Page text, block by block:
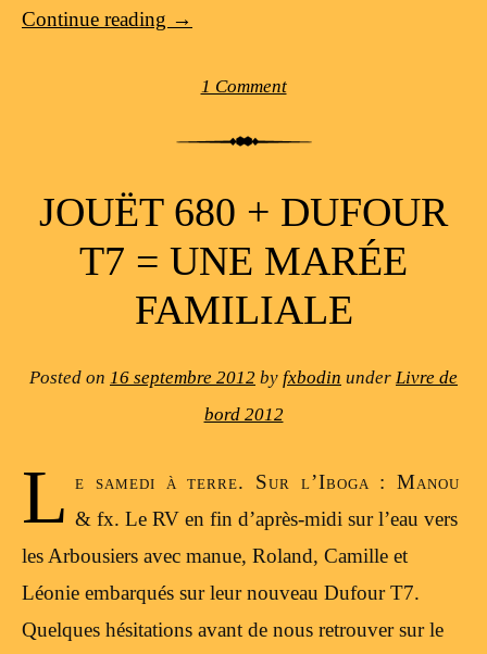
Continue reading →
1 Comment
JOUËT 680 + DUFOUR
T7 = UNE MARÉE
FAMILIALE
Posted on 16 septembre 2012 by fxbodin under Livre de
bord 2012
L e samedi à terre. Sur l’Iboga : Manou
& fx. Le RV en fin d’après-midi sur l’eau vers
les Arbousiers avec manue, Roland, Camille et
Léonie embarqués sur leur nouveau Dufour T7.
Quelques hésitations avant de nous retrouver sur le